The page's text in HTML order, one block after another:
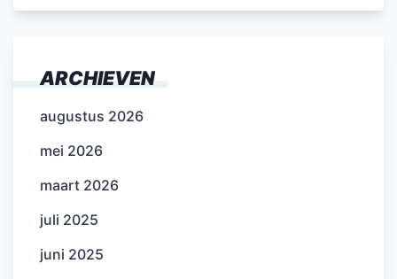
ARCHIEVEN
augustus 2026
mei 2026
maart 2026
juli 2025
juni 2025